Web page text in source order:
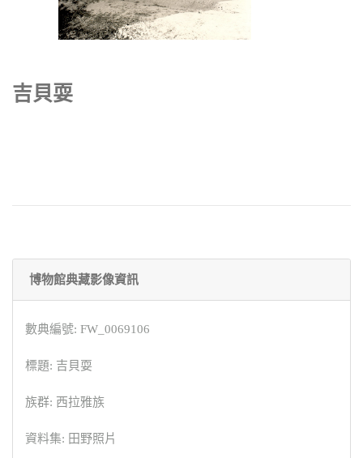
吉貝耍
博物館典藏影像資訊
數典編號: FW_0069106
標題: 吉貝耍
族群: 西拉雅族
資料集: 田野照片